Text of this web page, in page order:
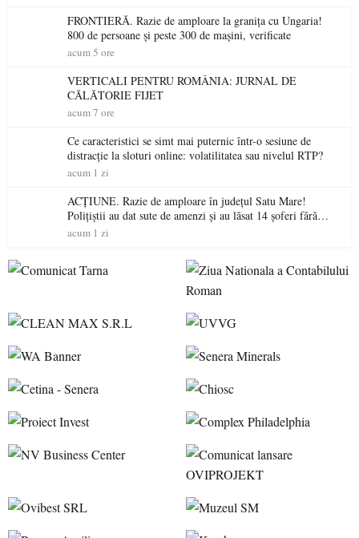
FRONTIERĂ. Razie de amploare la granița cu Ungaria!
800 de persoane și peste 300 de mașini, verificate
acum 5 ore
VERTICALI PENTRU ROMÂNIA: JURNAL DE
CĂLĂTORIE FIJET
acum 7 ore
Ce caracteristici se simt mai puternic într-o sesiune de
distracție la sloturi online: volatilitatea sau nivelul RTP?
acum 1 zi
ACȚIUNE. Razie de amploare în județul Satu Mare!
Polițiștii au dat sute de amenzi și au lăsat 14 șoferi fără
permis într-o singură zi
acum 1 zi